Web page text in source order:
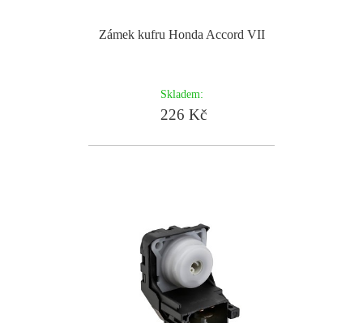
Zámek kufru Honda Accord VII
Skladem:
226 Kč